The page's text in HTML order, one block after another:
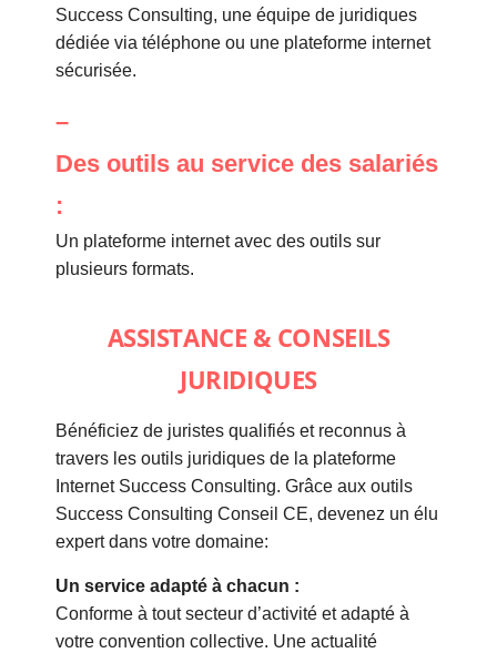
Success Consulting, une équipe de juridiques
dédiée via téléphone ou une plateforme internet
sécurisée.
–
Des outils au service des salariés
:
Un plateforme internet avec des outils sur
plusieurs formats.
ASSISTANCE & CONSEILS
JURIDIQUES
Bénéficiez de juristes qualifiés et reconnus à
travers les outils juridiques de la plateforme
Internet Success Consulting. Grâce aux outils
Success Consulting Conseil CE, devenez un élu
expert dans votre domaine:
Un service adapté à chacun :
Conforme à tout secteur d’activité et adapté à
votre convention collective. Une actualité